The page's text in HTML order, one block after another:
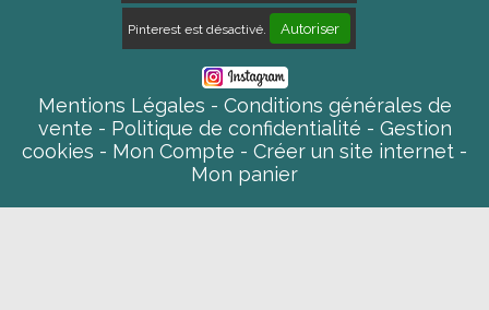
Pinterest est désactivé. Autoriser
Mentions Légales
Conditions générales de
vente
Politique de confidentialité
Gestion
cookies
Mon Compte
Créer un site internet
Mon panier